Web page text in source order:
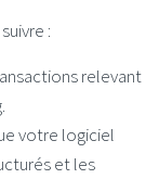
:
relevant
votre logiciel
et les